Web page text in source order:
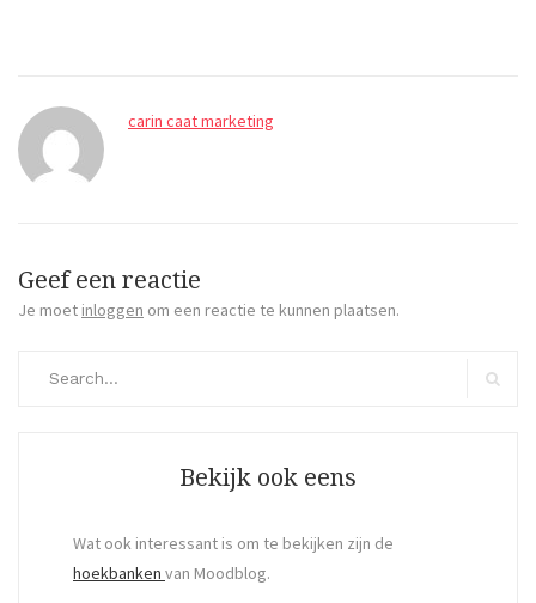
carin caat marketing
Geef een reactie
Je moet inloggen om een reactie te kunnen plaatsen.
Bekijk ook eens
Wat ook interessant is om te bekijken zijn de
hoekbanken van Moodblog.